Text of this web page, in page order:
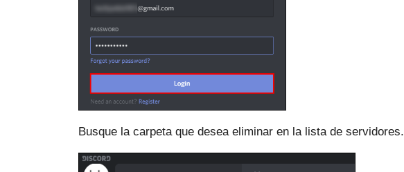
Busque la carpeta que desea eliminar en la lista de servidores.